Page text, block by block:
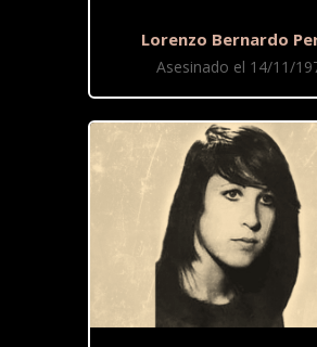
Lorenzo Bernardo
Asesinado el 14/11/